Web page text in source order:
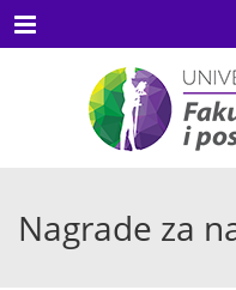
Menu
Nagrade za